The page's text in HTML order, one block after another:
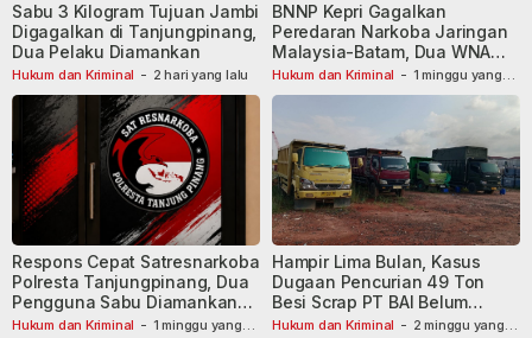
Hukum dan Kriminal - 2 hari yang lalu
Sabu 3 Kilogram Tujuan Jambi
Digagalkan di Tanjungpinang,
Dua Pelaku Diamankan
Hukum dan Kriminal - 1 minggu yang
BNNP Kepri Gagalkan
Peredaran Narkoba Jaringan
Malaysia-Batam, Dua WNA
Masih Diburu
Hukum dan Kriminal - 1 minggu yang
Respons Cepat Satresnarkoba
Polresta Tanjungpinang, Dua
Pengguna Sabu Diamankan
Usai Dilaporkan ke Call Center
Hukum dan Kriminal - 2 minggu yang
Hampir Lima Bulan, Kasus
Dugaan Pencurian 49 Ton
Besi Scrap PT BAI Belum
Tetapkan Tersangka